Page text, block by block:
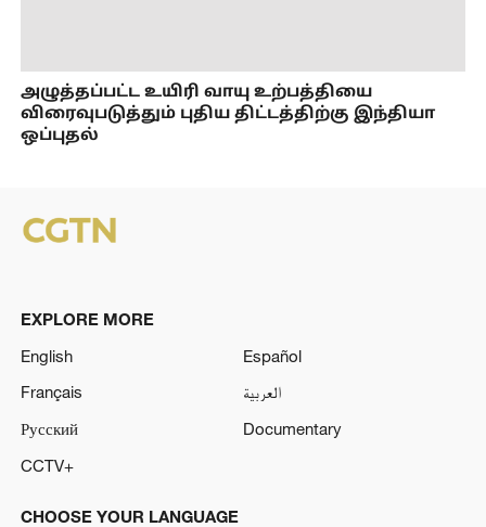
அழுத்தப்பட்ட உயிரி வாயு உற்பத்தியை
விரைவுபடுத்தும் புதிய திட்டத்திற்கு இந்தியா
ஒப்புதல்
EXPLORE MORE
English
Español
Français
العربية
Русский
Documentary
CCTV+
CHOOSE YOUR LANGUAGE